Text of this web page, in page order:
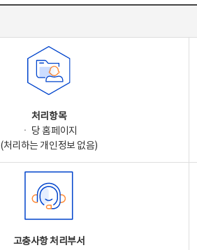
처리항목
ㆍ 당 홈페이지
(처리하는 개인정보 없음)
고충사항 처리부서